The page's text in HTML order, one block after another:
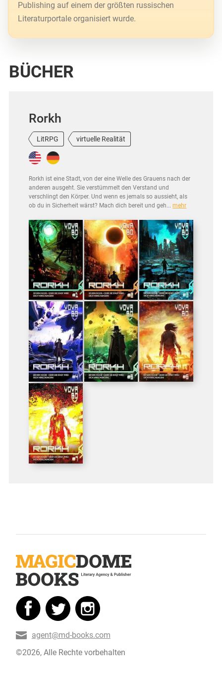
Publishing auf einem der größten russischen
Literaturportale organisiert wurde.
BÜCHER
Rorkh
LitRPG virtuelle Realität
Rorkh ist eine Stadt, von der eine Welle des Grauens nach der
anderen ausgeht. Sie verstümmelt den Verstand und
verschlingt den Körper. Und wenn es jemals so aussieht, als
ob du in Sicherheit wärst? Mach dich bereit und geh...mehr
©2026, Alle Rechte vorbehalten
agent@md-books.com